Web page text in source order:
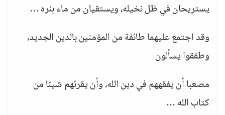
يستريحان في ظل نخيله، ويستقيان من ماء بئره …
وقد اجتمع عليهما طائفة من المؤمنين بالدين الجديد،
وطفقوا يسألون
مصعبا أن يفقههم في دين الله، وأن يقرئهم شيئا من
كتاب الله …